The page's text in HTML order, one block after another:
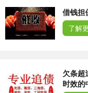
借钱担
了解
欠条超
时效的